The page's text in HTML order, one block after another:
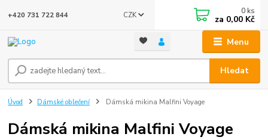
Menu
CZK
Hledat
+420 731 722 844 0 ks
za 0,00 Kč
Úvod Dámské oblečení Dámská mikina Malfini Voyage
Dámská mikina Malfini Voyage